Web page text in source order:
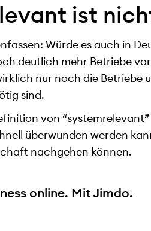
ist
Würde es auch in
deutlich mehr Betriebe
nur noch die Betriebe
sind.
von
überwunden werden
nachgehen können.
online. Mit Jimdo.